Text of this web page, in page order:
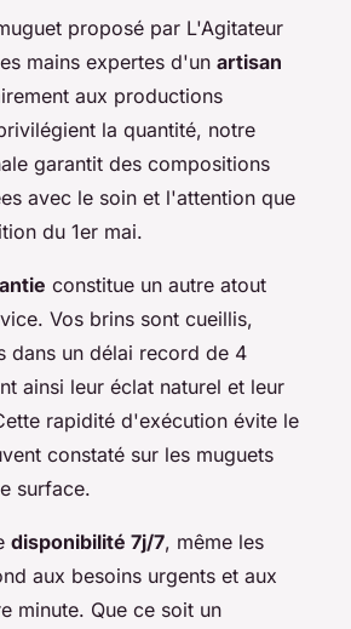
proposé par L'Agitateur
mains expertes d'un artisan
aux productions
la quantité, notre
garantit des compositions
avec le soin et l'attention que
du 1er mai.
constitue un autre atout
Vos brins sont cueillis,
dans un délai record de 4
ainsi leur éclat naturel et leur
rapidité d'exécution évite le
constaté sur les muguets
surface.
disponibilité 7j/7, même les
aux besoins urgents et aux
minute. Que ce soit un